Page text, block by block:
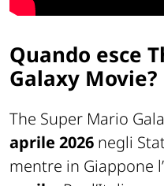
Quando esce
Galaxy Movie?
The Super Mario
aprile 2026 negli
mentre in Giappone